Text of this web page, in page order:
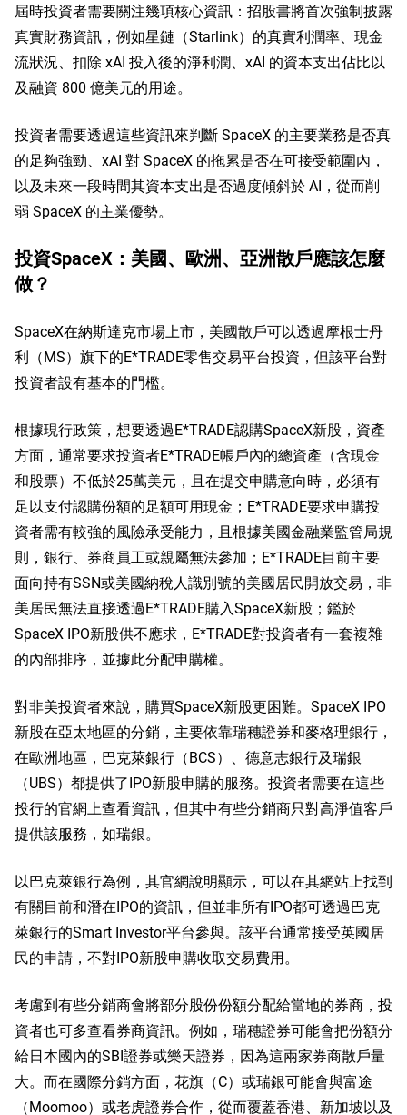
屆時投資者需要關注幾項核心資訊：招股書將首次強制披露
真實財務資訊，例如星鏈（Starlink）的真實利潤率、現金
流狀況、扣除 xAI 投入後的淨利潤、xAI 的資本支出佔比以
及融資 800 億美元的用途。
投資者需要透過這些資訊來判斷 SpaceX 的主要業務是否真
的足夠強勁、xAI 對 SpaceX 的拖累是否在可接受範圍內，
以及未來一段時間其資本支出是否過度傾斜於 AI，從而削
弱 SpaceX 的主業優勢。
投資SpaceX：美國、歐洲、亞洲散戶應該怎麼
做？
SpaceX在納斯達克市場上市，美國散戶可以透過摩根士丹
利 （MS） 旗下的E*TRADE零售交易平台投資，但該平台對
投資者設有基本的門檻。
根據現行政策，想要透過E*TRADE認購SpaceX新股，資產
方面，通常要求投資者E*TRADE帳戶內的總資產（含現金
和股票）不低於25萬美元，且在提交申購意向時，必須有
足以支付認購份額的足額可用現金；E*TRADE要求申購投
資者需有較強的風險承受能力，且根據美國金融業監管局規
則，銀行、券商員工或親屬無法參加；E*TRADE目前主要
面向持有SSN或美國納稅人識別號的美國居民開放交易，非
美居民無法直接透過E*TRADE購入SpaceX新股；鑑於
SpaceX IPO新股供不應求，E*TRADE對投資者有一套複雜
的內部排序，並據此分配申購權。
對非美投資者來說，購買SpaceX新股更困難。SpaceX IPO
新股在亞太地區的分銷，主要依靠瑞穗證券和麥格理銀行，
在歐洲地區，巴克萊銀行 （BCS）
、德意志銀行及瑞銀
（UBS） 都提供了IPO新股申購的服務。投資者需要在這些
投行的官網上查看資訊，但其中有些分銷商只對高淨值客戶
提供該服務，如瑞銀。
以巴克萊銀行為例，其官網說明顯示，可以在其網站上找到
有關目前和潛在IPO的資訊，但並非所有IPO都可透過巴克
萊銀行的Smart Investor平台參與。該平台通常接受英國居
民的申請，不對IPO新股申購收取交易費用。
考慮到有些分銷商會將部分股份份額分配給當地的券商，投
資者也可多查看券商資訊。例如，瑞穗證券可能會把份額分
給日本國內的SBI證券或樂天證券，因為這兩家券商散戶量
大。而在國際分銷方面，花旗 （C） 或瑞銀可能會與富途
（Moomoo）或老虎證券合作，從而覆蓋香港、新加坡以及